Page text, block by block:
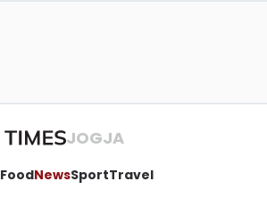
JOGJA
FoodNewsSportTravel